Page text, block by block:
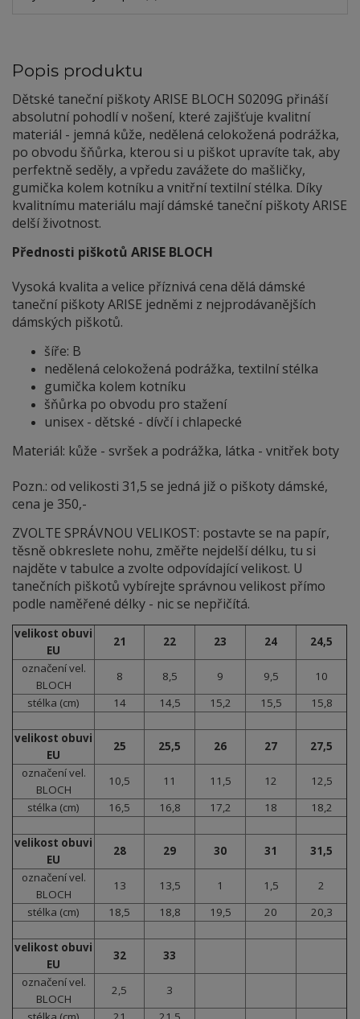
Popis produktu
Dětské taneční piškoty ARISE BLOCH S0209G přináší
absolutní pohodlí v nošení, které zajišťuje kvalitní
materiál - jemná kůže, nedělená celokožená podrážka,
po obvodu šňůrka, kterou si u piškot upravíte tak, aby
perfektně seděly, a vpředu zavážete do mašličky,
gumička kolem kotníku a vnitřní textilní stélka. Díky
kvalitnímu materiálu mají dámské taneční piškoty ARISE
delší životnost.
Přednosti piškotů ARISE BLOCH
Vysoká kvalita a velice příznivá cena dělá dámské
taneční piškoty ARISE jedněmi z nejprodávanějších
dámských piškotů.
šíře: B
nedělená celokožená podrážka, textilní stélka
gumička kolem kotníku
šňůrka po obvodu pro stažení
unisex - dětské - dívčí i chlapecké
Materiál: kůže - svršek a podrážka, látka - vnitřek boty
Pozn.: od velikosti 31,5 se jedná již o piškoty dámské,
cena je 350,-
ZVOLTE SPRÁVNOU VELIKOST: postavte se na papír,
těsně obkreslete nohu, změřte nejdelší délku, tu si
najděte v tabulce a zvolte odpovídající velikost. U
tanečních piškotů vybírejte správnou velikost přímo
podle naměřené délky - nic se nepřičítá.
velikost obuvi
EU
21 22 23 24
24,5
označení vel.
BLOCH
8 8,5 9 9,5
10
stélka (cm)
14 14,5 15,2 15,5 15,8
velikost obuvi
EU
25 25,5 26 27
27,5
označení vel.
BLOCH
10,5 11 11,5 12
12,5
stélka (cm)
16,5 16,8 17,2 18 18,2
velikost obuvi
EU
28 29 30 31
31,5
označení vel.
BLOCH
13 13,5 1 1,5
2
stélka (cm)
18,5 18,8 19,5 20 20,3
velikost obuvi
EU
32
33
označení vel.
BLOCH
2,5
3